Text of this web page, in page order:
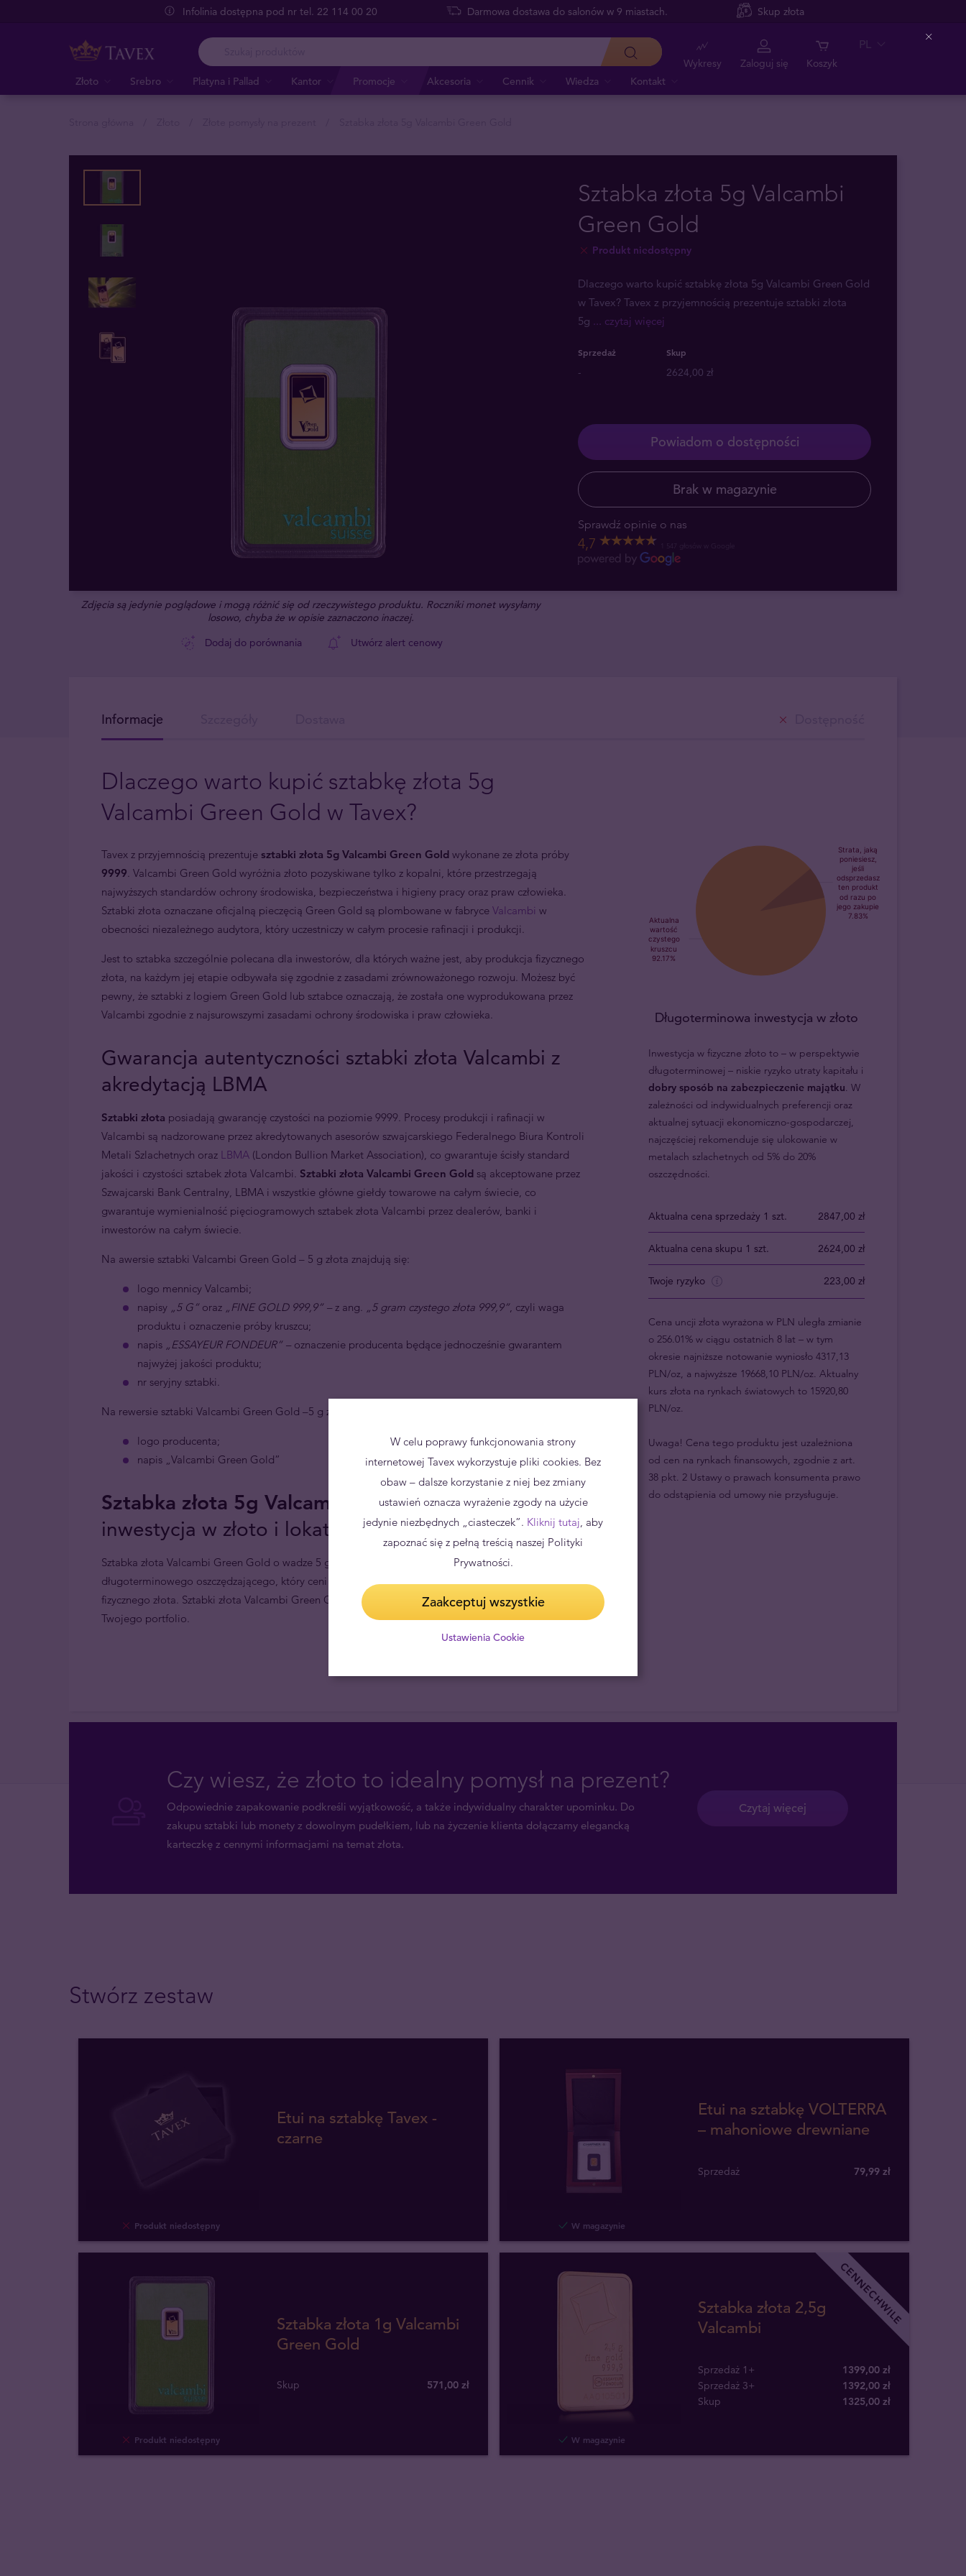
Infolinia dostępna pod nr tel. 22 114 00 20 Darmowa dostawa do salonów w 9 miastach. Skup złota
Złoto Srebro Platyna i Pallad Kantor Promocje Akcesoria Cennik Wiedza Kontakt
Wykresy Zaloguj się Koszyk
PL
Sztabka złota 5g Valcambi
Green Gold
Produkt niedostępny
Dlaczego warto kupić sztabkę złota 5g Valcambi Green Gold
w Tavex? Tavex z przyjemnością prezentuje sztabki złota
5g ... czytaj więcej
Sprzedaż Skup
- 2624,00 zł
Powiadom o dostępności
Brak w magazynie
Sprawdź opinie o nas
4,7
Zdjęcia są jedynie poglądowe i mogą różnić się od rzeczywistego produktu. Roczniki monet wysyłamy
losowo, chyba że w opisie zaznaczono inaczej.
Dodaj do porównania
Utwórz alert cenowy
Informacje
Dlaczego warto kupić sztabkę złota 5g
Valcambi Green Gold w Tavex?
Tavex z przyjemnością prezentuje sztabki złota 5g Valcambi Green Gold wykonane ze złota próby
9999. Valcambi Green Gold wyróżnia złoto pozyskiwane tylko z kopalni, które przestrzegają
najwyższych standardów ochrony środowiska, bezpieczeństwa i higieny pracy oraz praw człowieka.
Sztabki złota oznaczane oficjalną pieczęcią Green Gold są plombowane w fabryce Valcambi w
obecności niezależnego audytora, który uczestniczy w całym procesie rafinacji i produkcji.
Jest to sztabka szczególnie polecana dla inwestorów, dla których ważne jest, aby produkcja fizycznego
złota, na każdym jej etapie odbywała się zgodnie z zasadami zrównoważonego rozwoju. Możesz być
pewny, że sztabki z logiem Green Gold lub sztabce oznaczają, że została one wyprodukowana przez
Valcambi zgodnie z najsurowszymi zasadami ochrony środowiska i praw człowieka.
Gwarancja autentyczności sztabki złota Valcambi z
akredytacją LBMA
Sztabki złota posiadają gwarancję czystości na poziomie 9999. Procesy produkcji i rafinacji w
Valcambi są nadzorowane przez akredytowanych asesorów szwajcarskiego Federalnego Biura Kontroli
Metali Szlachetnych oraz LBMA (London Bullion Market Association), co gwarantuje ścisły standard
jakości i czystości sztabek złota Valcambi. Sztabki złota Valcambi Green Gold są akceptowane przez
Szwajcarski Bank Centralny, LBMA i wszystkie główne giełdy towarowe na całym świecie, co
gwarantuje wymienialność pięciogramowych sztabek złota Valcambi przez dealerów, banki i
inwestorów na całym świecie.
Na awersie sztabki Valcambi Green Gold – 5 g złota znajdują się:
logo mennicy Valcambi;
napisy „5 G”oraz „FINE GOLD 999,9” – z ang. „5 gram czystego złota 999,9”, czyli waga
produktu i oznaczenie próby kruszcu;
napis „ESSAYEUR FONDEUR” – oznaczenie producenta będące jednocześnie gwarantem
najwyżej jakości produktu;
nr seryjny sztabki.
Na rewersie sztabki Valcambi Green Gold –5 g złota znajdują się:
logo producenta;
napis „Valcambi Green Gold”
Sztabka złota 5g Valcambi
Green Gold bezpieczna
inwestycja w złoto i lokata kapitału
Sztabka złota Valcambi Green Gold o wadze 5 gramów jest idealnym wyborem dla każdego
długoterminowego oszczędzającego, który ceni sobie bezpieczeństwo i stabilność posiadania
fizycznego złota. Sztabki złota Valcambi Green Gold są doskonałym sposobem na dywersyfikację
Twojego portfolio.
Długoterminowa inwestycja w złoto
Inwestycja w fizyczne złoto to – w perspektywie
długoterminowej – niskie ryzyko utraty kapitału i
dobry sposób na zabezpieczenie majątku. W
zależności od indywidualnych preferencji oraz
aktualnej sytuacji ekonomiczno-gospodarczej,
najczęściej rekomenduje się ulokowanie w
metalach szlachetnych od 5% do 20%
oszczędności.
Aktualna cena sprzedaży 1 szt. 2847,00 zł
Aktualna cena skupu 1 szt. 2624,00 zł
Twoje ryzyko 223,00 zł
Cena uncji złota wyrażona w PLN uległa zmianie
o 256.01% w ciągu ostatnich 8 lat – w tym
okresie najniższe notowanie wyniosło 4317,13
PLN/oz, a najwyższe 19668,10 PLN/oz. Aktualny
kurs złota na rynkach światowych to 15920,80
PLN/oz.
Uwaga! Cena tego produktu jest uzależniona
od cen na rynkach finansowych, zgodnie z art.
38 pkt. 2 Ustawy o prawach konsumenta prawo
do odstąpienia od umowy nie przysługuje.
Czy wiesz, że złoto to idealny pomysł na prezent?
Odpowiednie zapakowanie podkreśli wyjątkowość, a także indywidualny charakter upominku. Do
zakupu sztabki lub monety z dowolnym pudełkiem, lub na życzenie klienta dołączamy elegancką
karteczkę z cennymi informacjami na temat złota.
Czytaj więcej
Stwórz zestaw
Produkt niedostępny
Etui na sztabkę Tavex -
czarne
W magazynie
Etui na sztabkę VOLTERRA
– mahoniowe drewniane
Sprzedaż 79,99 zł
Produkt niedostępny
Sztabka złota 1g Valcambi
Green Gold
Skup 571,00 zł
CENNECHWILE
W magazynie
Sztabka złota 2,5g
Valcambi
Sprzedaż 1+
1399,00 zł
Sprzedaż 3+
1392,00 zł
Skup
1325,00 zł
W celu poprawy funkcjonowania strony
internetowej Tavex wykorzystuje pliki cookies. Bez
obaw – dalsze korzystanie z niej bez zmiany
ustawień oznacza wyrażenie zgody na użycie
jedynie niezbędnych „ciasteczek”. Kliknij tutaj, aby
zapoznać się z pełną treścią naszej Polityki
Prywatności.
Zaakceptuj wszystkie
Ustawienia Cookie
Close